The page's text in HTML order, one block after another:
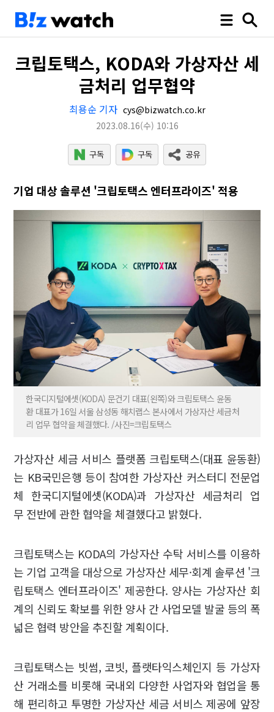
크립토택스, KODA와 가상자산 세
금처리 업무협약
최용순 기자 cys@bizwatch.co.kr
2023.08.16(수) 10:16
기업 대상 솔루션 '크립토택스 엔터프라이즈' 적용
한국디지털에셋(KODA) 문건기 대표(왼쪽)와 크립토택스 윤동
환 대표가 16일 서울 삼성동 해치랩스 본사에서 가상자산 세금처
리 업무 협약을 체결했다. /사진=크립토택스
가상자산 세금 서비스 플랫폼 크립토택스(대표 윤동환)
는 KB국민은행 등이 참여한 가상자산 커스터디 전문업
체 한국디지털에셋(KODA)과 가상자산 세금처리 업
무 전반에 관한 협약을 체결했다고 밝혔다.
크립토택스는 KODA의 가상자산 수탁 서비스를 이용하
는 기업 고객을 대상으로 가상자산 세무·회계 솔루션 '크
립토택스 엔터프라이즈' 제공한다. 양사는 가상자산 회
계의 신뢰도 확보를 위한 양사 간 사업모델 발굴 등의 폭
넓은 협력 방안을 추진할 계획이다.
크립토택스는 빗썸, 코빗, 플랫타익스체인지 등 가상자
산 거래소를 비롯해 국내외 다양한 사업자와 협업을 통
해 편리하고 투명한 가상자산 세금 서비스 제공에 앞장